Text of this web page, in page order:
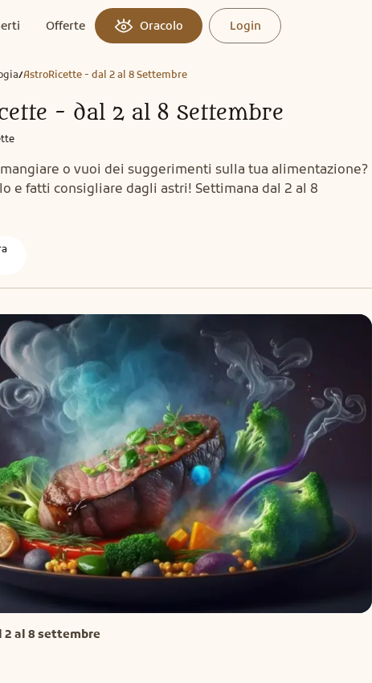
Offerte Oracolo Login
/AstroRicette - dal 2 al 8 Settembre
- dal 2 al 8 Settembre
mangiare o vuoi dei suggerimenti sulla tua alimentazione?
e fatti consigliare dagli astri! Settimana dal 2 al 8
2 al 8 settembre